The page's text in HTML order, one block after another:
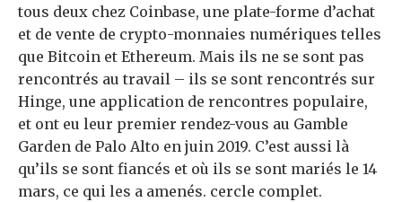
tous deux chez Coinbase, une plate-forme d’achat
et de vente de crypto-monnaies numériques telles
que Bitcoin et Ethereum. Mais ils ne se sont pas
rencontrés au travail – ils se sont rencontrés sur
Hinge, une application de rencontres populaire,
et ont eu leur premier rendez-vous au Gamble
Garden de Palo Alto en juin 2019. C’est aussi là
qu’ils se sont fiancés et où ils se sont mariés le 14
mars, ce qui les a amenés. cercle complet.